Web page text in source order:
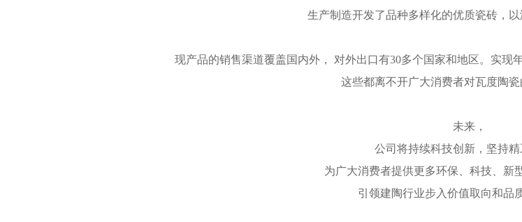
生产制造开发了品种多样化的优质瓷砖，以
现产品的销售渠道覆盖国内外， 对外出口有30多个国家和地区。实现
这些都离不开广大消费者对瓦度陶瓷
未来，
公司将持续科技创新，坚持精
为广大消费者提供更多环保、科技、新
引领建陶行业步入价值取向和品